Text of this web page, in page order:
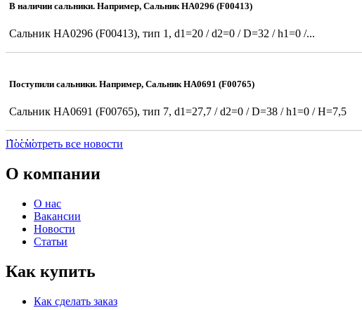
В наличии сальники. Например, Сальник HA0296 (F00413)
Сальник HA0296 (F00413), тип 1, d1=20 / d2=0 / D=32 / h1=0 /...
Поступили сальники. Например, Сальник HA0691 (F00765)
Сальник HA0691 (F00765), тип 7, d1=27,7 / d2=0 / D=38 / h1=0 / H=7,5
. . . . .
Посмотреть все новости
О компании
О нас
Вакансии
Новости
Статьи
Как купить
Как сделать заказ